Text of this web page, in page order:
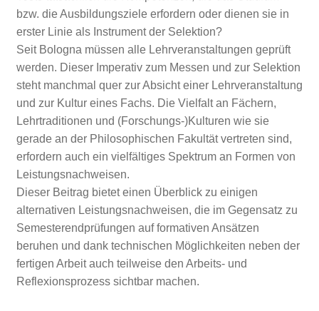
bzw. die Ausbildungsziele erfordern oder dienen sie in
erster Linie als Instrument der Selektion?
Seit Bologna müssen alle Lehrveranstaltungen geprüft
werden. Dieser Imperativ zum Messen und zur Selektion
steht manchmal quer zur Absicht einer Lehrveranstaltung
und zur Kultur eines Fachs. Die Vielfalt an Fächern,
Lehrtraditionen und (Forschungs-)Kulturen wie sie
gerade an der Philosophischen Fakultät vertreten sind,
erfordern auch ein vielfältiges Spektrum an Formen von
Leistungsnachweisen.
Dieser Beitrag bietet einen Überblick zu einigen
alternativen Leistungsnachweisen, die im Gegensatz zu
Semesterendprüfungen auf formativen Ansätzen
beruhen und dank technischen Möglichkeiten neben der
fertigen Arbeit auch teilweise den Arbeits- und
Reflexionsprozess sichtbar machen.